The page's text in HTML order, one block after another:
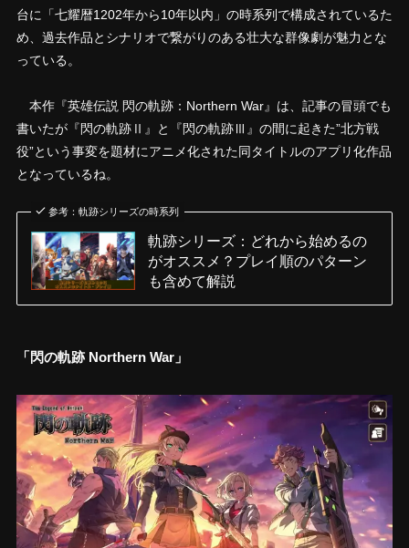
台に「七耀暦1202年から10年以内」の時系列で構成されているた
め、過去作品とシナリオで繋がりのある壮大な群像劇が魅力とな
っている。
本作『英雄伝説 閃の軌跡：Northern War』は、記事の冒頭でも
書いたが『閃の軌跡Ⅱ』と『閃の軌跡Ⅲ』の間に起きた”北方戦
役”という事変を題材にアニメ化された同タイトルのアプリ化作品
となっているね。
参考：軌跡シリーズの時系列
軌跡シリーズ：どれから始めるの
がオススメ？プレイ順のパターン
も含めて解説
「閃の軌跡 Northern War」